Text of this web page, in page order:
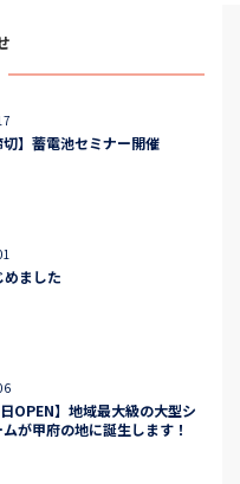
切】蓄電池セミナー開催
ました
日OPEN】地域最大級の大型シ
が甲府の地に誕生します！